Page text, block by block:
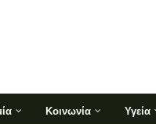
Κοινωνία Υγεία